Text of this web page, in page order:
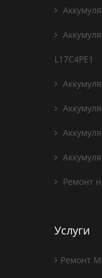
L17C4PE1
Ремонт
Услуги
Ремонт